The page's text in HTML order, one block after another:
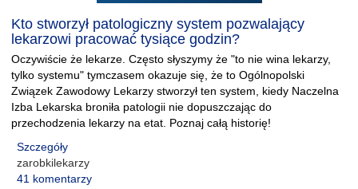
Kto stworzył patologiczny system pozwalający
lekarzowi pracować tysiące godzin?
Oczywiście że lekarze. Często słyszymy że "to nie wina lekarzy,
tylko systemu" tymczasem okazuje się, że to Ogólnopolski
Związek Zawodowy Lekarzy stworzył ten system, kiedy Naczelna
Izba Lekarska broniła patologii nie dopuszczając do
przechodzenia lekarzy na etat. Poznaj całą historię!
Szczegóły
zarobkilekarzy
41 komentarzy